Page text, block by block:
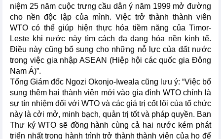
niệm 25 năm cuộc trưng cầu dân ý năm 1999 mở đường
cho nền độc lập của mình. Việc trở thành thành viên
WTO có thể giúp hiện thực hóa tiềm năng của Timor-
Leste khi nước này tìm cách đa dạng hóa nền kinh tế.
Điều này cũng bổ sung cho những nỗ lực của đất nước
trong việc gia nhập ASEAN (Hiệp hội các quốc gia Đông
Nam Á)”.
Tổng Giám đốc Ngozi Okonjo-Iweala cũng lưu ý: “Việc bổ
sung thêm hai thành viên mới vào gia đình WTO chính là
sự tín nhiệm đối với WTO và các giá trị cốt lõi của tổ chức
này là cởi mở, minh bạch, quản trị tốt và pháp quyền. Ban
Thư ký WTO sẽ đồng hành cùng cả hai nước kém phát
triển nhất trong hành trình trở thành thành viên của họ để